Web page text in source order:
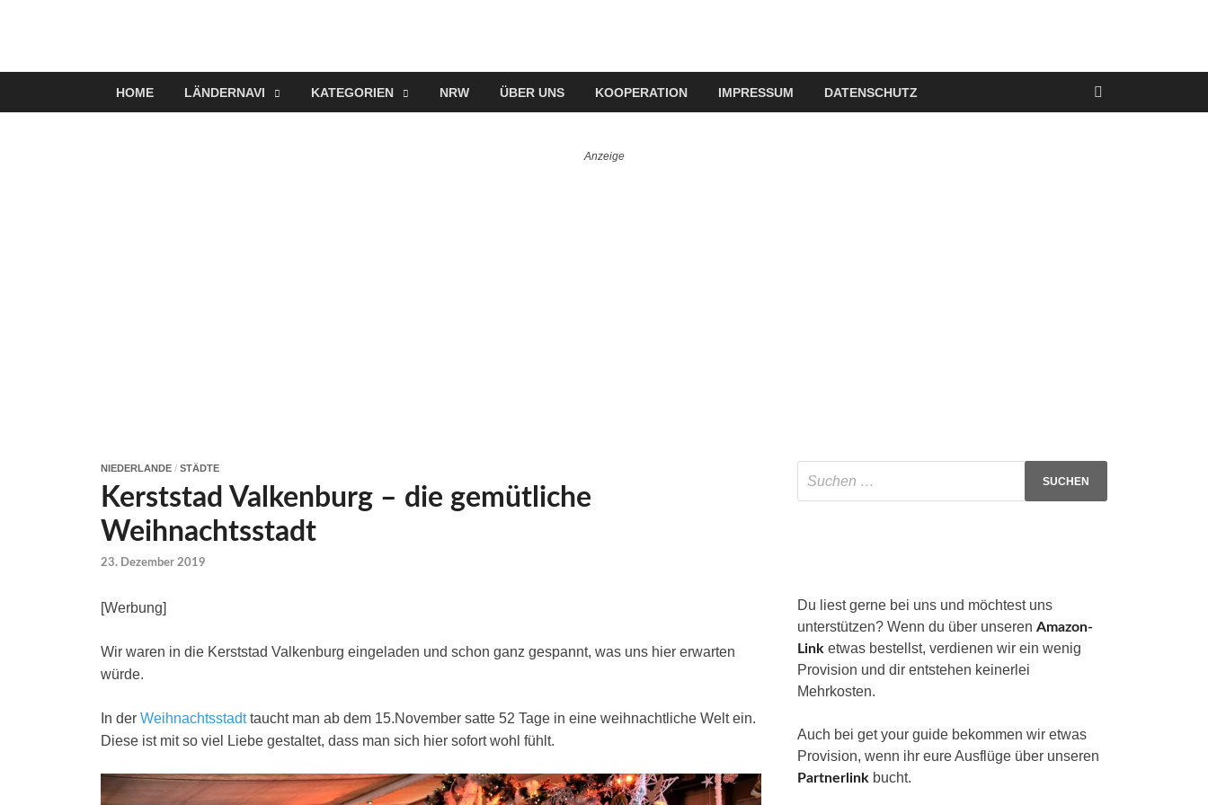
VerTRAVELt
HOME LÄNDERNAVI KATEGORIEN NRW ÜBER UNS KOOPERATION IMPRESSUM DATENSCHUTZ
NIEDERLANDE / STÄDTE
Kerststad Valkenburg – die gemütliche
Weihnachtsstadt
23. Dezember 2019
[Werbung]
Wir waren in die Kerststad Valkenburg eingeladen und schon ganz gespannt, was uns hier erwarten
würde.
In der Weihnachtsstadttaucht man ab dem 15.November satte 52 Tage in eine weihnachtliche Welt ein.
Diese ist mit so viel Liebe gestaltet, dass man sich hier sofort wohl fühlt.
Du liest gerne bei uns und möchtest uns
unterstützen? Wenn du über unserenAmazon-
Link etwas bestellst, verdienen wir ein wenig
Provision und dir entstehen keinerlei
Mehrkosten.
Auch bei get your guide bekommen wir etwas
Provision, wenn ihr eure Ausflüge über unseren
Partnerlink bucht.